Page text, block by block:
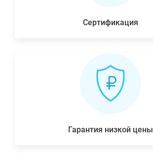
Сертификация
Гарантия низкой цены